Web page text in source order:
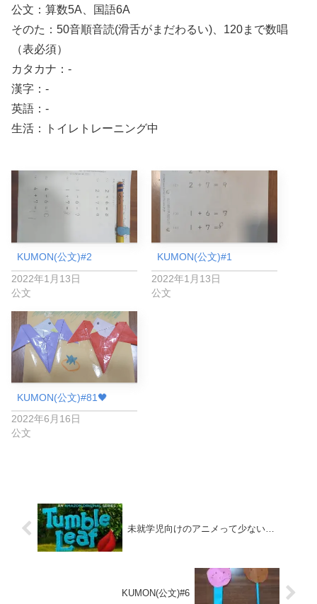
公文：算数5A、国語6A
そのた：50音順音読(滑舌がまだわるい)、120まで数唱
（表必須）
カタカナ：-
漢字：-
英語：-
生活：トイレトレーニング中
KUMON(公文)#2
2022年1月13日
公文
KUMON(公文)#1
2022年1月13日
公文
KUMON(公文)#81🖤
2022年6月16日
公文
未就学児向けのアニメって少ない…
KUMON(公文)#6